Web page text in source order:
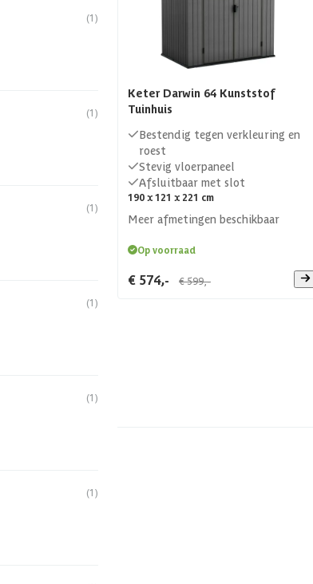
(1)
(1)
(1)
(1)
(1)
(1)
Keter Darwin 64 Kunststof
Tuinhuis
Bestendig tegen verkleuring en
roest
Stevig vloerpaneel
Afsluitbaar met slot
190 x 121 x 221 cm
Meer afmetingen beschikbaar
Op voorraad
€ 574,- € 599,-